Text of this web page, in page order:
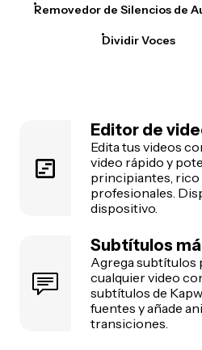
Removedor de Silencios de
Dividir Voces
Editor de
Edita tus videos
video rápido y
principiantes,
profesionales.
dispositivo.
Subtítulos
Agrega subtítulos
cualquier video
subtítulos de
fuentes y añade
transiciones.